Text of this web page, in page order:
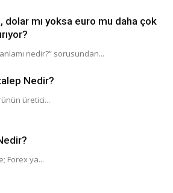
dolar mı yoksa euro mu daha çok
nedir?” sorusundan...
Nedir?
üretici...
Forex ya...